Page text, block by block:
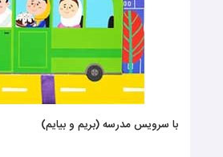
با سرویس مدرسه (بریم و بیایم)